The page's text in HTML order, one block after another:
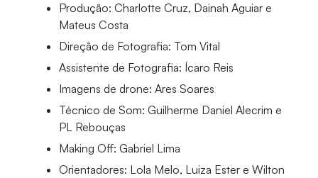
Produção: Charlotte Cruz, Dainah Aguiar e
Mateus Costa
Direção de Fotografia: Tom Vital
Assistente de Fotografia: Ícaro Reis
Imagens de drone: Ares Soares
Técnico de Som: Guilherme Daniel Alecrim e
PL Rebouças
Making Off: Gabriel Lima
Orientadores: Lola Melo, Luiza Ester e Wilton